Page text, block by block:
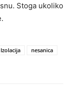
Stoga ukoliko
Izolacija
nesanica